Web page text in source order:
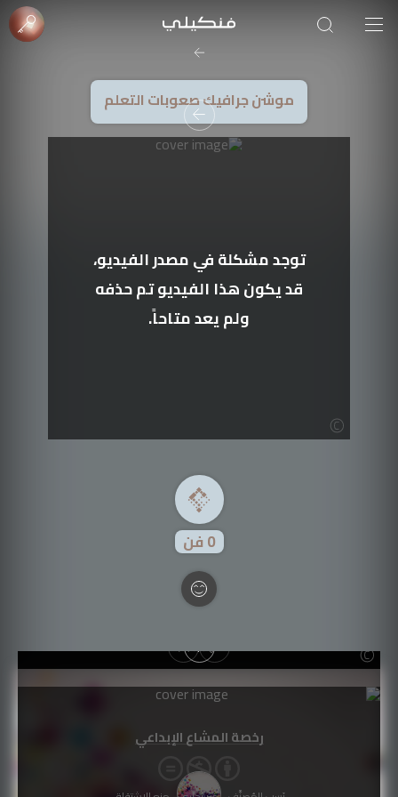
موشن جرافيك صعوبات التعلم
توجد مشكلة في مصدر الفيديو،
قد يكون هذا الفيديو تم حذفه
ولم يعد متاحاً.
0فن
رخصة المشاع الإبداعي
صورة الغلاف من فن